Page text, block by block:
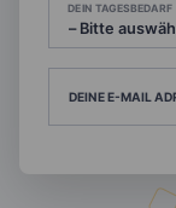
DEIN TAGESBEDARF
DEINE E-MAIL